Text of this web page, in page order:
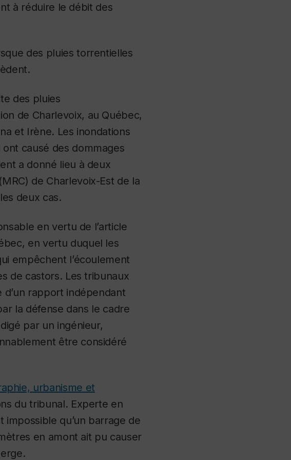
à réduire le débit des
des pluies torrentielles
des pluies
de Charlevoix, au Québec,
et Irène. Les inondations
causé des dommages
a donné lieu à deux
de Charlevoix-Est de la
deux cas.
en vertu de l’article
en vertu duquel les
empêchent l’écoulement
de castors. Les tribunaux
d’un rapport indépendant
la défense dans le cadre
par un ingénieur,
être considéré
urbanisme et
du tribunal. Experte en
impossible qu’un barrage de
en amont ait pu causer